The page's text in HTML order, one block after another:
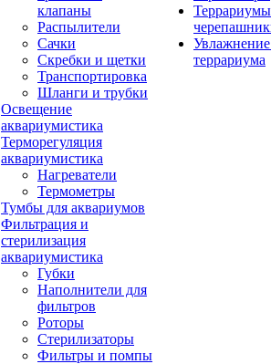
клапаны
Распылители
Сачки
Скребки и щетки
Транспортировка
Шланги и трубки
Освещение
аквариумистика
Терморегуляция
аквариумистика
Нагреватели
Термометры
Тумбы для аквариумов
Фильтрация и
стерилизация
аквариумистика
Губки
Наполнители для
фильтров
Роторы
Стерилизаторы
Фильтры и помпы
террариума